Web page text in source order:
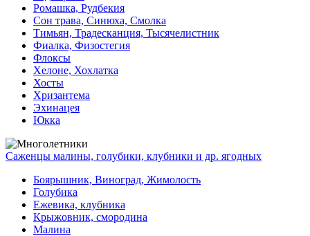
Ромашка, Рудбекия
Сон трава, Синюха, Смолка
Тимьян, Традесканция, Тысячелистник
Фиалка, Физостегия
Флоксы
Хелоне, Хохлатка
Хосты
Хризантема
Эхинацея
Юкка
Саженцы малины, голубики, клубники и др. ягодных
Боярышник, Виноград, Жимолость
Голубика
Ежевика, клубника
Крыжовник, смородина
Малина